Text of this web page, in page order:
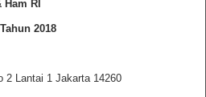
RI
2018
2 Lantai 1 Jakarta 14260